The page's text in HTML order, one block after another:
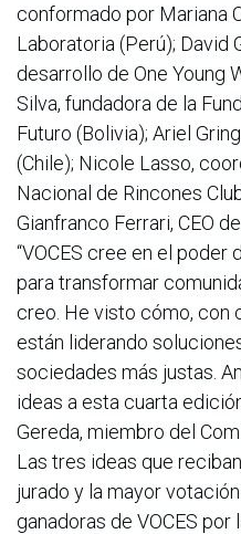
conformado por Mariana
Laboratoria (Perú); David
desarrollo de One Young
Silva, fundadora de la
Futuro (Bolivia); Ariel
(Chile); Nicole Lasso,
Nacional de Rincones
Gianfranco Ferrari, CEO
“VOCES cree en el poder
para transformar
creo. He visto cómo, con
están liderando
sociedades más justas.
ideas a esta cuarta
Gereda, miembro del
Las tres ideas que
jurado y la mayor
ganadoras de VOCES por